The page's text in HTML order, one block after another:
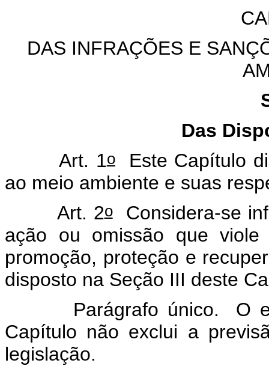
DAS INFRAÇÕES E
Das
Art. 1oEste Capítulo
ao meio ambiente e suas
Art. 2oConsidera-se
ação ou omissão que
promoção, proteção e
disposto na Seção III deste
Parágrafo único. O
Capítulo não exclui a
legislação.